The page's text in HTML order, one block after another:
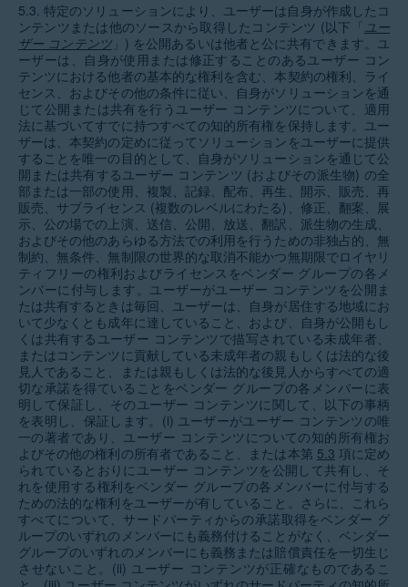
5.3. 特定のソリューションにより、ユーザーは自身が作成したコ
ンテンツまたは他のソースから取得したコンテンツ (以下「 ユー
ザー コンテンツ」) を公開あるいは他者と公に共有できます。ユ
ーザーは、自身が使用または修正することのあるユーザー コン
テンツにおける他者の基本的な権利を含む、本契約の権利、ライ
センス、およびその他の条件に従い、自身がソリューションを通
じて公開または共有を行うユーザー コンテンツについて、適用
法に基づいてすでに持つすべての知的所有権を保持します。ユー
ザーは、本契約の定めに従ってソリューションをユーザーに提供
することを唯一の目的として、自身がソリューションを通じて公
開または共有するユーザー コンテンツ (およびその派生物) の全
部または一部の使用、複製、記録、配布、再生、開示、販売、再
販売、サブライセンス (複数のレベルにわたる)、修正、翻案、展
示、公の場での上演、送信、公開、放送、翻訳、派生物の生成、
およびその他のあらゆる方法での利用を行うための非独占的、無
制約、無条件、無制限の世界的な取消不能かつ無期限でロイヤリ
ティフリーの権利およびライセンスをベンダー グループの各メ
ンバーに付与します。ユーザーがユーザー コンテンツを公開ま
たは共有するときは毎回、ユーザーは、自身が居住する地域にお
いて少なくとも成年に達していること、および、自身が公開もし
くは共有するユーザー コンテンツで描写されている未成年者、
またはコンテンツに貢献している未成年者の親もしくは法的な後
見人であること、または親もしくは法的な後見人からすべての適
切な承諾を得ていることをベンダー グループの各メンバーに表
明して保証し、そのユーザー コンテンツに関して、以下の事柄
を表明し、保証します。(i) ユーザーがユーザー コンテンツの唯
一の著者であり、ユーザー コンテンツについての知的所有権お
よびその他の権利の所有者であること、または本第 5.3 項に定め
られているとおりにユーザー コンテンツを公開して共有し、そ
れを使用する権利をベンダー グループの各メンバーに付与する
ための法的な権利をユーザーが有していること。さらに、これら
すべてについて、サードパーティからの承諾取得をベンダー グ
ループのいずれのメンバーにも義務付けることがなく、ベンダー
グループのいずれのメンバーにも義務または賠償責任を一切生じ
させないこと。(ii) ユーザー コンテンツが正確なものであるこ